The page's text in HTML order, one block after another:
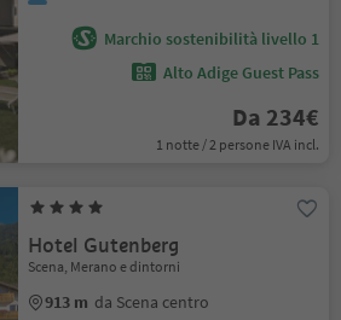
Marchio sostenibilità livello 1
Alto Adige Guest Pass
Da 234€
1 notte / 2 persone IVA incl.
Hotel Gutenberg
Scena, Merano e dintorni
913 m da Scena centro